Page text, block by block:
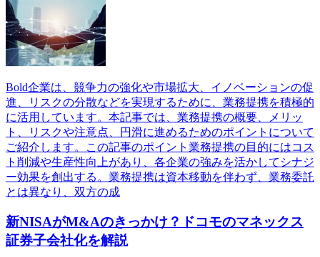
Bold企業は、競争力の強化や市場拡大、イノベーションの促
進、リスクの分散などを実現するために、業務提携を積極的
に活用しています。本記事では、業務提携の概要、メリッ
ト、リスクや注意点、円滑に進めるためのポイントについて
ご紹介します。この記事のポイント業務提携の目的にはコス
ト削減や生産性向上があり、各企業の強みを活かしてシナジ
ー効果を創出する。業務提携は資本移動を伴わず、業務委託
とは異なり、双方の成
新NISAがM&Aのきっかけ？ドコモのマネックス
証券子会社化を解説